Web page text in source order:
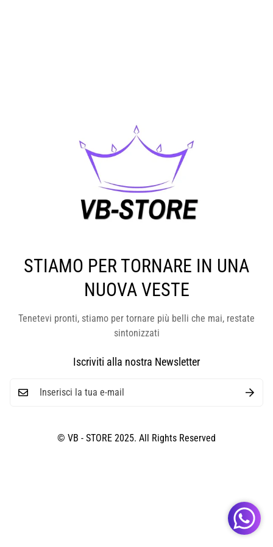
STIAMO PER TORNARE IN UNA
NUOVA VESTE
Tenetevi pronti, stiamo per tornare più belli che mai, restate
sintonizzati
Iscriviti alla nostra Newsletter
© VB - STORE 2025. All Rights Reserved